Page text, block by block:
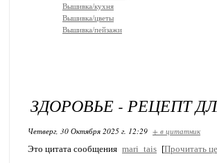
Вышивка/кухня
Вышивка/цветы
Вышивка/пейзажи
ЗДОРОВЬЕ - РЕЦЕПТ
Четверг, 30 Октября 2025 г. 12:29 + в цитатник
Это цитата сообщения mari_tais [Прочитать